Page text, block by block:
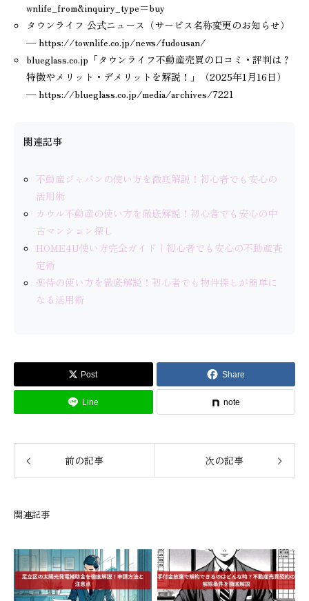
wnlife_from&inquiry_type=buy
タウンライフ 公式ニュース（サービス名称変更のお知らせ）
— https://townlife.co.jp/news/fudousan/
blueglass.co.jp「タウンライフ不動産売買の口コミ・評判は？
特徴やメリット・デメリットを解説！」（2025年1月16日）
— https://blueglass.co.jp/media/archives/7221
関連記事
不動産ジャパンの使い方を徹底解説！初心者でも安心の
活用術
カウル不動産の使い方を徹底解説！初心者でも安心の中
古マンション探し
HOME4U使い方完全ガイド｜初心者でも安心の不動産査
定術
楽待の使い方を徹底解説！初心者でも物件探しが簡単に
なる活用術
Post Share
Line note
前の記事 次の記事
関連記事